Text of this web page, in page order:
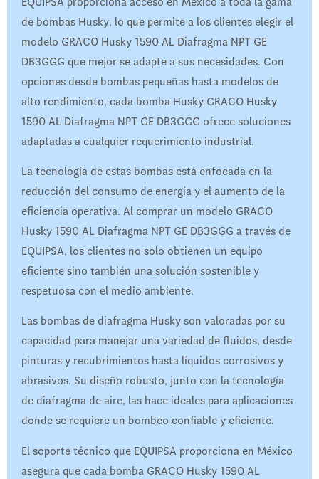
de bombas Husky, lo que permite a los clientes elegir el
modelo GRACO Husky 1590 AL Diafragma NPT GE
DB3GGG que mejor se adapte a sus necesidades. Con
opciones desde bombas pequeñas hasta modelos de
alto rendimiento, cada bomba Husky GRACO Husky
1590 AL Diafragma NPT GE DB3GGG ofrece soluciones
adaptadas a cualquier requerimiento industrial.
La tecnología de estas bombas está enfocada en la
reducción del consumo de energía y el aumento de la
eficiencia operativa. Al comprar un modelo GRACO
Husky 1590 AL Diafragma NPT GE DB3GGG a través de
EQUIPSA, los clientes no solo obtienen un equipo
eficiente sino también una solución sostenible y
respetuosa con el medio ambiente.
Las bombas de diafragma Husky son valoradas por su
capacidad para manejar una variedad de fluidos, desde
pinturas y recubrimientos hasta líquidos corrosivos y
abrasivos. Su diseño robusto, junto con la tecnología
de diafragma de aire, las hace ideales para aplicaciones
donde se requiere un bombeo confiable y eficiente.
El soporte técnico que EQUIPSA proporciona en México
asegura que cada bomba GRACO Husky 1590 AL